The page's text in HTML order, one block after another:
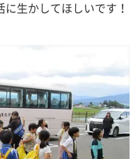
生かしてほしいです！